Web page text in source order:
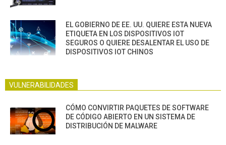
EL GOBIERNO DE EE. UU. QUIERE ESTA NUEVA
ETIQUETA EN LOS DISPOSITIVOS IOT
SEGUROS O QUIERE DESALENTAR EL USO DE
DISPOSITIVOS IOT CHINOS
VULNERABILIDADES
CÓMO CONVIRTIR PAQUETES DE SOFTWARE
DE CÓDIGO ABIERTO EN UN SISTEMA DE
DISTRIBUCIÓN DE MALWARE